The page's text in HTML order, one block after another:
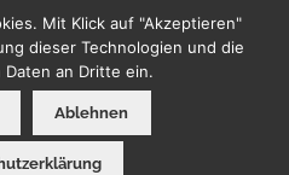
Mit Klick auf "Akzeptieren"
dieser Technologien und die
Daten an Dritte ein.
Ablehnen